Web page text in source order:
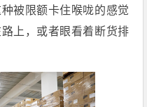
被限额卡住喉咙的感觉
上，或者眼看着断货排